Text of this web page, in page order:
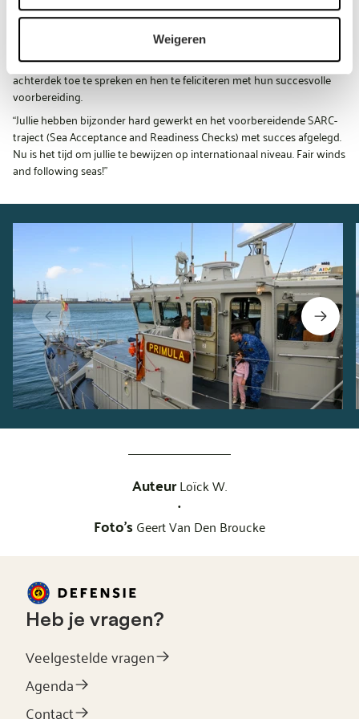
Weigeren
Voorbeeldige voorbereiding
generaal D’Hert, verantwoordelijke voor de steun aan operaties in
binnen- en buitenland, namen ook de tijd om de bemanning op het
achterdek toe te spreken en hen te feliciteren met hun succesvolle
voorbereiding.
“Jullie hebben bijzonder hard gewerkt en het voorbereidende SARC-
traject (Sea Acceptance and Readiness Checks) met succes afgelegd.
Nu is het tijd om jullie te bewijzen op internationaal niveau. Fair winds
and following seas!”
AuteurLoïck W.
•
Foto'sGeert Van Den Broucke
Heb je vragen?
Veelgestelde vragen
Agenda
Contact